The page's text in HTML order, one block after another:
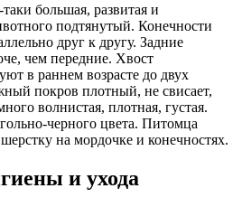
большая, развитая и
подтянутый. Конечности
друг к другу. Задние
чем передние. Хвост
в раннем возрасте до двух
покров плотный, не свисает,
волнистая, плотная, густая.
черного цвета. Питомца
шерстку на мордочке и конечностях.
и ухода